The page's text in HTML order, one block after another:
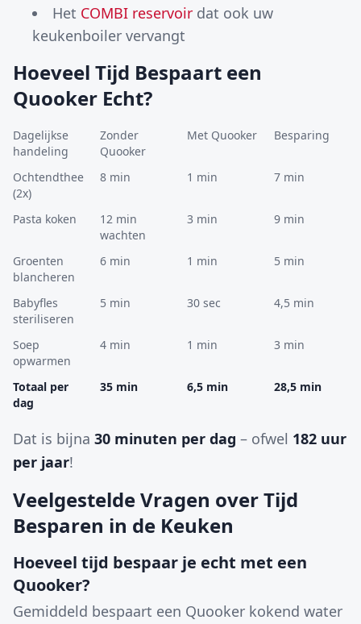
Het COMBI reservoir dat ook uw
keukenboiler vervangt
Hoeveel Tijd Bespaart een
Quooker Echt?
Dagelijkse
handeling
Zonder
Quooker
Met Quooker Besparing
Ochtendthee
(2x)
8 min 1 min 7 min
Pasta koken
12 min
wachten
3 min 9 min
Groenten
blancheren
6 min 1 min 5 min
Babyfles
steriliseren
5 min 30 sec 4,5 min
Soep
opwarmen
4 min 1 min 3 min
Totaal per
dag
35 min 6,5 min 28,5 min
Dat is bijna 30 minuten per dag – ofwel 182 uur
per jaar!
Veelgestelde Vragen over Tijd
Besparen in de Keuken
Hoeveel tijd bespaar je echt met een
Quooker?
Gemiddeld bespaart een Quooker kokend water